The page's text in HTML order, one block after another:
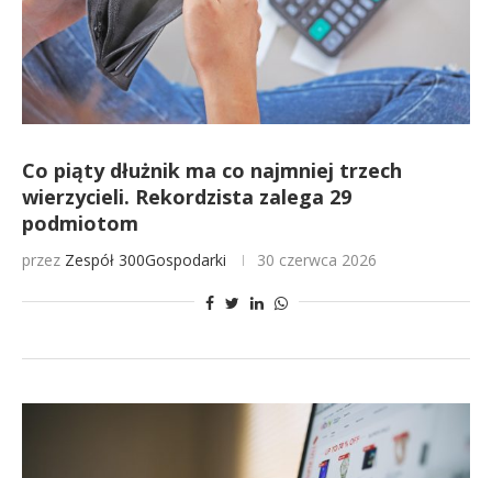
Co piąty dłużnik ma co najmniej trzech
wierzycieli. Rekordzista zalega 29
podmiotom
przez Zespół 300Gospodarki 30 czerwca 2026